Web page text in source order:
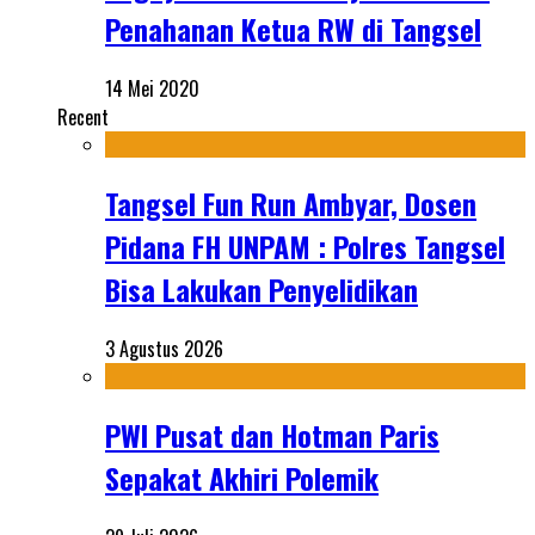
Penahanan Ketua RW di Tangsel
14 Mei 2020
Recent
Tangsel Fun Run Ambyar, Dosen
Pidana FH UNPAM : Polres Tangsel
Bisa Lakukan Penyelidikan
3 Agustus 2026
PWI Pusat dan Hotman Paris
Sepakat Akhiri Polemik